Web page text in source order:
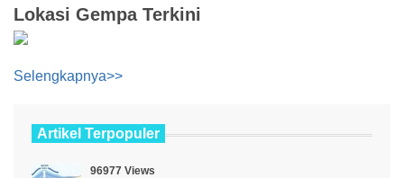
Lokasi Gempa Terkini
Selengkapnya>>
Artikel Terpopuler
96977 Views